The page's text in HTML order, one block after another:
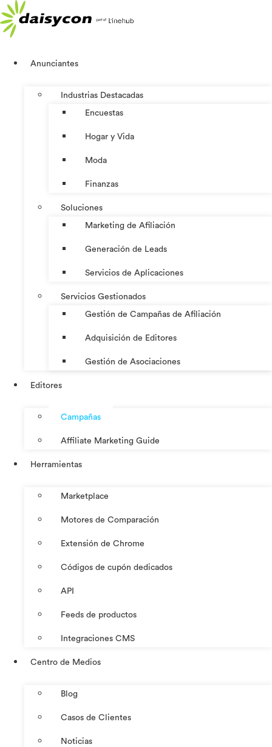
al
contenido
Anunciantes
Industrias Destacadas
Encuestas
Hogar y Vida
Moda
Finanzas
Soluciones
Marketing de Afiliación
Generación de Leads
Servicios de Aplicaciones
Servicios Gestionados
Gestión de Campañas de Afiliación
Adquisición de Editores
Gestión de Asociaciones
Editores
Campañas
Affiliate Marketing Guide
Herramientas
Marketplace
Motores de Comparación
Extensión de Chrome
Códigos de cupón dedicados
API
Feeds de productos
Integraciones CMS
Centro de Medios
Blog
Casos de Clientes
Noticias